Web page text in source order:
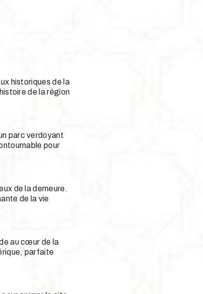
historiques de la
de la région
parc verdoyant
pour
de la demeure.
de la vie
au cœur de la
parfaite